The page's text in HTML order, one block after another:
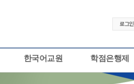
로그인
한국어교원 학점은행제